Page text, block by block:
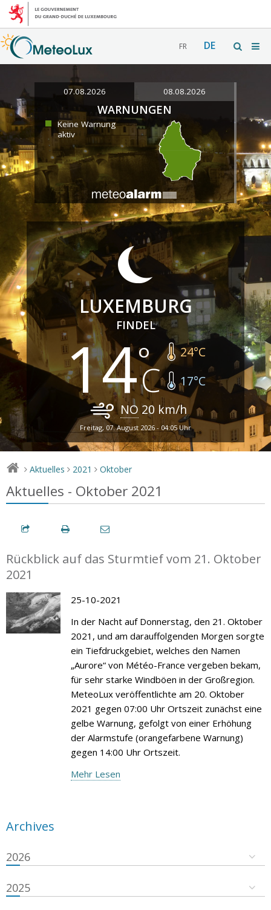
FR DE
07.08.2026 08.08.2026
WARNUNGEN
Keine Warnung
aktiv
LUXEMBURG
FINDEL
14 24°C
17°C
NO 20 km/h
Freitag, 07. August 2026 - 04:05 Uhr
> Aktuelles > 2021 > Oktober
Aktuelles - Oktober 2021
Rückblick auf das Sturmtief vom 21. Oktober
2021
25-10-2021
In der Nacht auf Donnerstag, den 21. Oktober
2021, und am darauffolgenden Morgen sorgte
ein Tiefdruckgebiet, welches den Namen
„Aurore“ von Météo-France vergeben bekam,
für sehr starke Windböen in der Großregion.
MeteoLux veröffentlichte am 20. Oktober
2021 gegen 07:00 Uhr Ortszeit zunächst eine
gelbe Warnung, gefolgt von einer Erhöhung
der Alarmstufe (orangefarbene Warnung)
gegen 14:00 Uhr Ortszeit.
Mehr Lesen
Archives
2026
2025